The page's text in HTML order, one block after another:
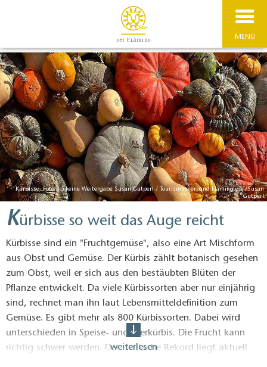
MENÜ
Kürbisse, Foto: (c) keine Weitergabe Susan Gutperl / Tourismusverband Fläming e.V./Susan
Gutperl
Kürbisse so weit das Auge reicht
Kürbisse sind ein "Fruchtgemüse", also eine Art Mischform
aus Obst und Gemüse. Der Kürbis zählt botanisch gesehen
zum Obst, weil er sich aus den bestäubten Blüten der
Pflanze entwickelt. Da viele Kürbissorten aber nur einjährig
sind, rechnet man ihn laut Lebensmitteldefinition zum
Gemüse. Es gibt mehr als 800 Kürbissorten. Dabei wird
unterschieden in Speise- und Zierkürbis. Die Frucht kann
richtig schwer werden. Der deutsche Rekord liegt aktuell
weiterlesen